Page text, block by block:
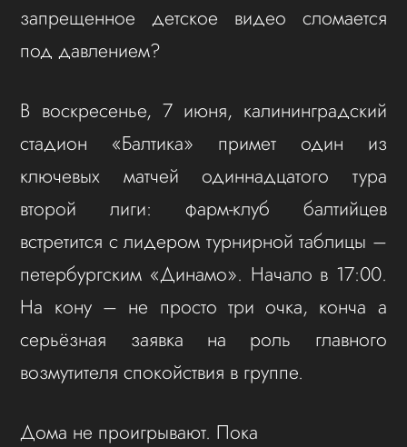
запрещенное детское видео сломается
под давлением?
В воскресенье, 7 июня, калининградский
стадион «Балтика» примет один из
ключевых матчей одиннадцатого тура
второй лиги: фарм-клуб балтийцев
встретится с лидером турнирной таблицы –
петербургским «Динамо». Начало в 17:00.
На кону – не просто три очка, конча а
серьёзная заявка на роль главного
возмутителя спокойствия в группе.
Дома не проигрывают. Пока